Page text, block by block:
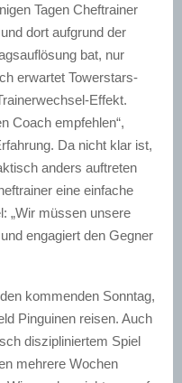
Tagen Cheftrainer
dort aufgrund der
bat, nur
erwartet Towerstars-
Effekt.
Coach empfehlen“,
Da nicht klar ist,
anders auftreten
eine einfache
„Wir müssen unsere
engagiert den Gegner
kommenden Sonntag,
Pinguinen reisen. Auch
diszipliniertem Spiel
mehrere Wochen